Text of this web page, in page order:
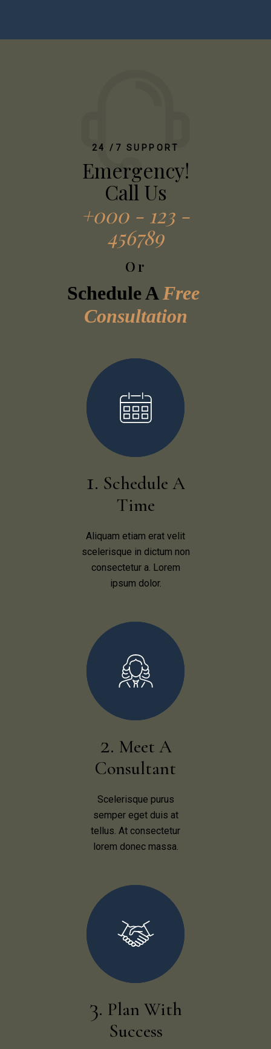
24 /7 SUPPORT
Emergency!
Call Us
+000 - 123 -
456789
Or
Schedule A Free
Consultation
Schedule A
Time
Aliquam etiam erat velit
scelerisque in dictum non
consectetur a. Lorem
ipsum dolor.
Meet A
Consultant
Scelerisque purus
semper eget duis at
tellus. At consectetur
lorem donec massa.
Plan With
Success